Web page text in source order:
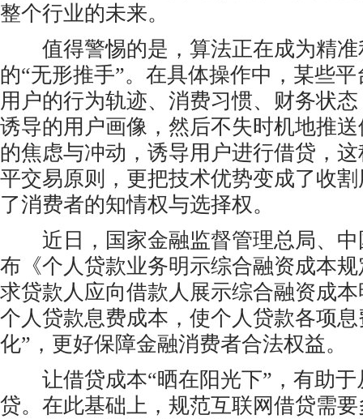
整个行业的未来。
值得警惕的是，算法正在成为精准
的“无形推手”。在具体操作中，某些
用户的行为轨迹、消费习惯、财务状
诱导的用户画像，然后不失时机地推
的焦虑与冲动，诱导用户进行借贷，
平交易原则，更把技术优势变成了收
了消费者的知情权与选择权。
近日，国家金融监督管理总局、中
布《个人贷款业务明示综合融资成本
求贷款人应向借款人展示综合融资成
个人贷款息费成本，使个人贷款各项息
化”，更好保障金融消费者合法权益。
让借贷成本“晒在阳光下”，有助于
贷。在此基础上，规范互联网借贷需